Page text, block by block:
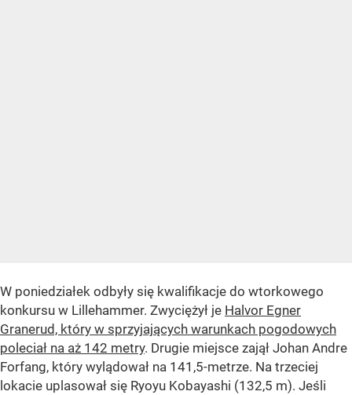
W poniedziałek odbyły się kwalifikacje do wtorkowego
konkursu w Lillehammer. Zwyciężył je Halvor Egner
Granerud, który w sprzyjających warunkach pogodowych
poleciał na aż 142 metry. Drugie miejsce zajął Johan Andre
Forfang, który wylądował na 141,5-metrze. Na trzeciej
lokacie uplasował się Ryoyu Kobayashi (132,5 m). Jeśli